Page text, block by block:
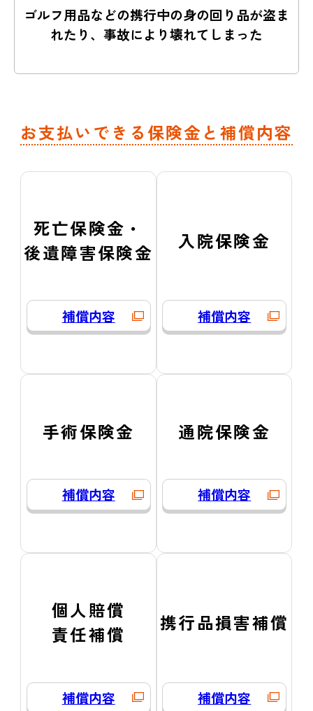
ゴルフ用品などの携行中の身の回り品が盗ま
れたり、 事故により壊れてしまった
お支払いできる保険金と補償内容
死亡保険金・
後遺障害保険金
補償内容
入院保険金
補償内容
手術保険金
補償内容
通院保険金
補償内容
個人賠償
責任補償
補償内容
携行品損害補償
補償内容